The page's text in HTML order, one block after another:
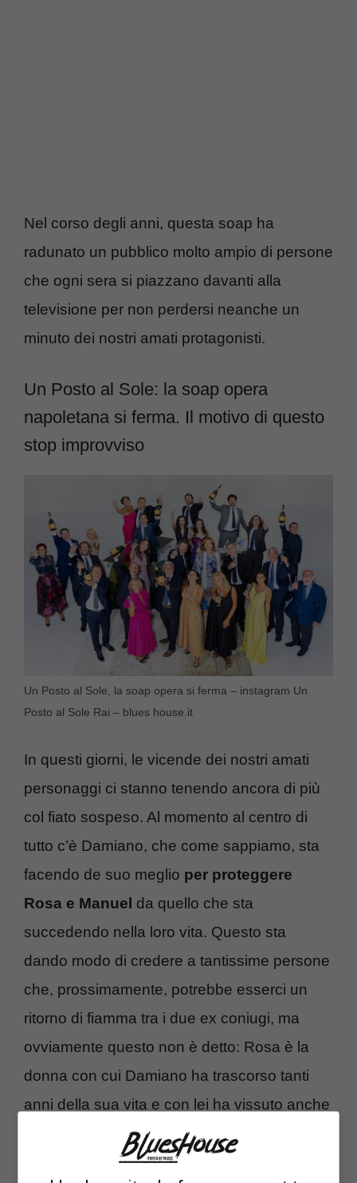
Nel corso degli anni, questa soap ha
radunato un pubblico molto ampio di persone
che ogni sera si piazzano davanti alla
televisione per non perdersi neanche un
minuto dei nostri amati protagonisti.
Un Posto al Sole: la soap opera
napoletana si ferma. Il motivo di questo
stop improvviso
Un Posto al Sole, la soap opera si ferma – instagram Un
Posto al Sole Rai – blues house.it
In questi giorni, le vicende dei nostri amati
personaggi ci stanno tenendo ancora di più
col fiato sospeso. Al momento al centro di
tutto c’è Damiano, che come sappiamo, sta
facendo de suo meglio per proteggere
Rosa e Manuel da quello che sta
succedendo nella loro vita. Questo sta
dando modo di credere a tantissime persone
che, prossimamente, potrebbe esserci un
ritorno di fiamma tra i due ex coniugi, ma
ovviamente questo non è detto: Rosa è la
donna con cui Damiano ha trascorso tanti
anni della sua vita e con lei ha vissuto anche
la gioia di diventare padre di un bambino che
ama con tutto se stesso. In ogni caso,